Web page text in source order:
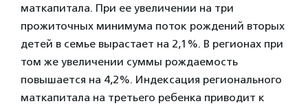
маткапитала. При ее увеличении на три
прожиточных минимума поток рождений вторых
детей в семье вырастает на 2,1%. В регионах при
том же увеличении суммы рождаемость
повышается на 4,2%. Индексация регионального
маткапитала на третьего ребенка приводит к